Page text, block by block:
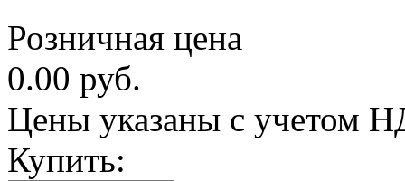
Розничная цена
0.00 руб.
Цены указаны с учетом
Купить: